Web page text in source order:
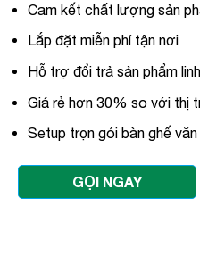
Cam kết chất lượng sản
Lắp đặt miễn phí tận nơi
Hỗ trợ đổi trả sản phẩm
Giá rẻ hơn 30% so với thị
Setup trọn gói bàn ghế
GỌI NGAY